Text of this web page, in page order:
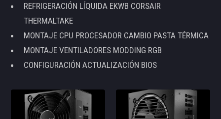
REFRIGERACIÓN LÍQUIDA EKWB CORSAIR
THERMALTAKE
MONTAJE CPU PROCESADOR CAMBIO PASTA TÉRMICA
MONTAJE VENTILADORES MODDING RGB
CONFIGURACIÓN ACTUALIZACIÓN BIOS